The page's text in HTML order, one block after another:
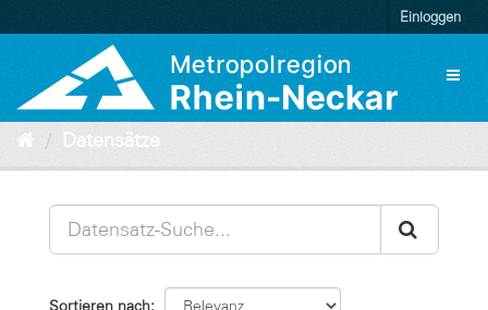
zum
Einloggen
Datensätze
Sortieren nach